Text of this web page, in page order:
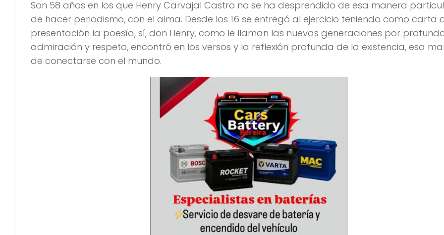
Son 58 años en los que Henry Carvajal Castro no se ha desprendido de esa manera
de hacer periodismo, con el alma. Desde los 16 se entregó al ejercicio teniendo como carta
presentación la poesía, sí, don Henry, como le llaman las nuevas generaciones por
admiración y respeto, encontró en los versos y la reflexión profunda de la existencia, esa
de conectarse con el mundo.